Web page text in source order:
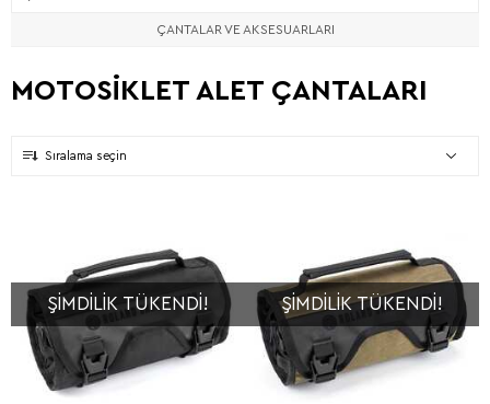
ÇANTALAR VE AKSESUARLARI
MOTOSİKLET ALET ÇANTALARI
Sıralama seçin
ŞIMDILIK TÜKENDI! ŞIMDILIK TÜKENDI!